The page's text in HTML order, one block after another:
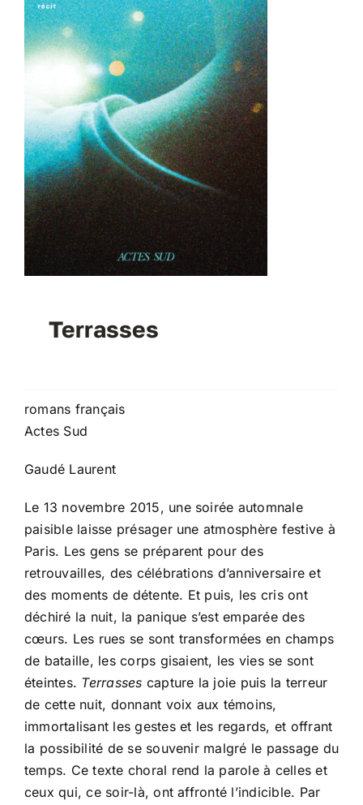
Terrasses
romans français
Actes Sud
Gaudé Laurent
Le 13 novembre 2015, une soirée automnale
paisible laisse présager une atmosphère festive à
Paris. Les gens se préparent pour des
retrouvailles, des célébrations d’anniversaire et
des moments de détente. Et puis, les cris ont
déchiré la nuit, la panique s’est emparée des
cœurs. Les rues se sont transformées en champs
de bataille, les corps gisaient, les vies se sont
éteintes. Terrasses capture la joie puis la terreur
de cette nuit, donnant voix aux témoins,
immortalisant les gestes et les regards, et offrant
la possibilité de se souvenir malgré le passage du
temps. Ce texte choral rend la parole à celles et
ceux qui, ce soir-là, ont affronté l’indicible. Par